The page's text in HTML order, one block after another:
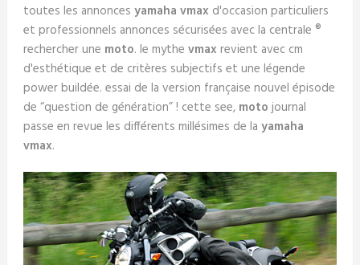
toutes les annonces yamaha vmax d'occasion particuliers
et professionnels annonces sécurisées avec la centrale ®
rechercher une moto. le mythe vmax revient avec cm
d'esthétique et de critères subjectifs et une légende
power buildée. essai de la version française nouvel épisode
de “question de génération” ! cette see, moto journal
passe en revue les différents millésimes de la yamaha
vmax.